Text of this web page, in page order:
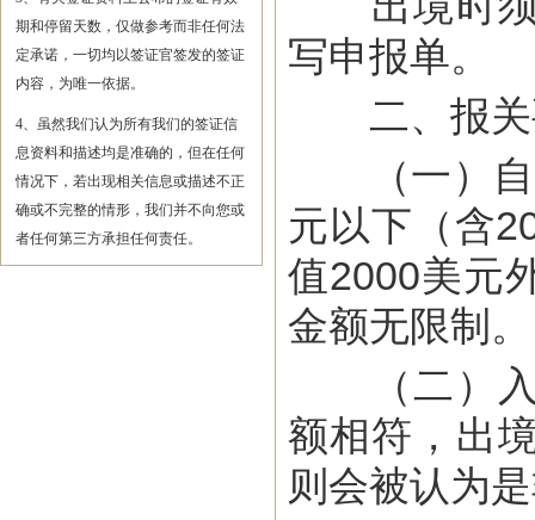
期和停留天数，仅做参考而非任何法
定承诺，一切均以签证官签发的签证
内容，为唯一依据。
4、虽然我们认为所有我们的签证信
息资料和描述均是准确的，但在任何
情况下，若出现相关信息或描述不正
确或不完整的情形，我们并不向您或
者任何第三方承担任何责任。
写申报单。
二、报关
（一）自
元以下（含
值2000美元
金额无限制。
（二）入
额相符，出
则会被认为